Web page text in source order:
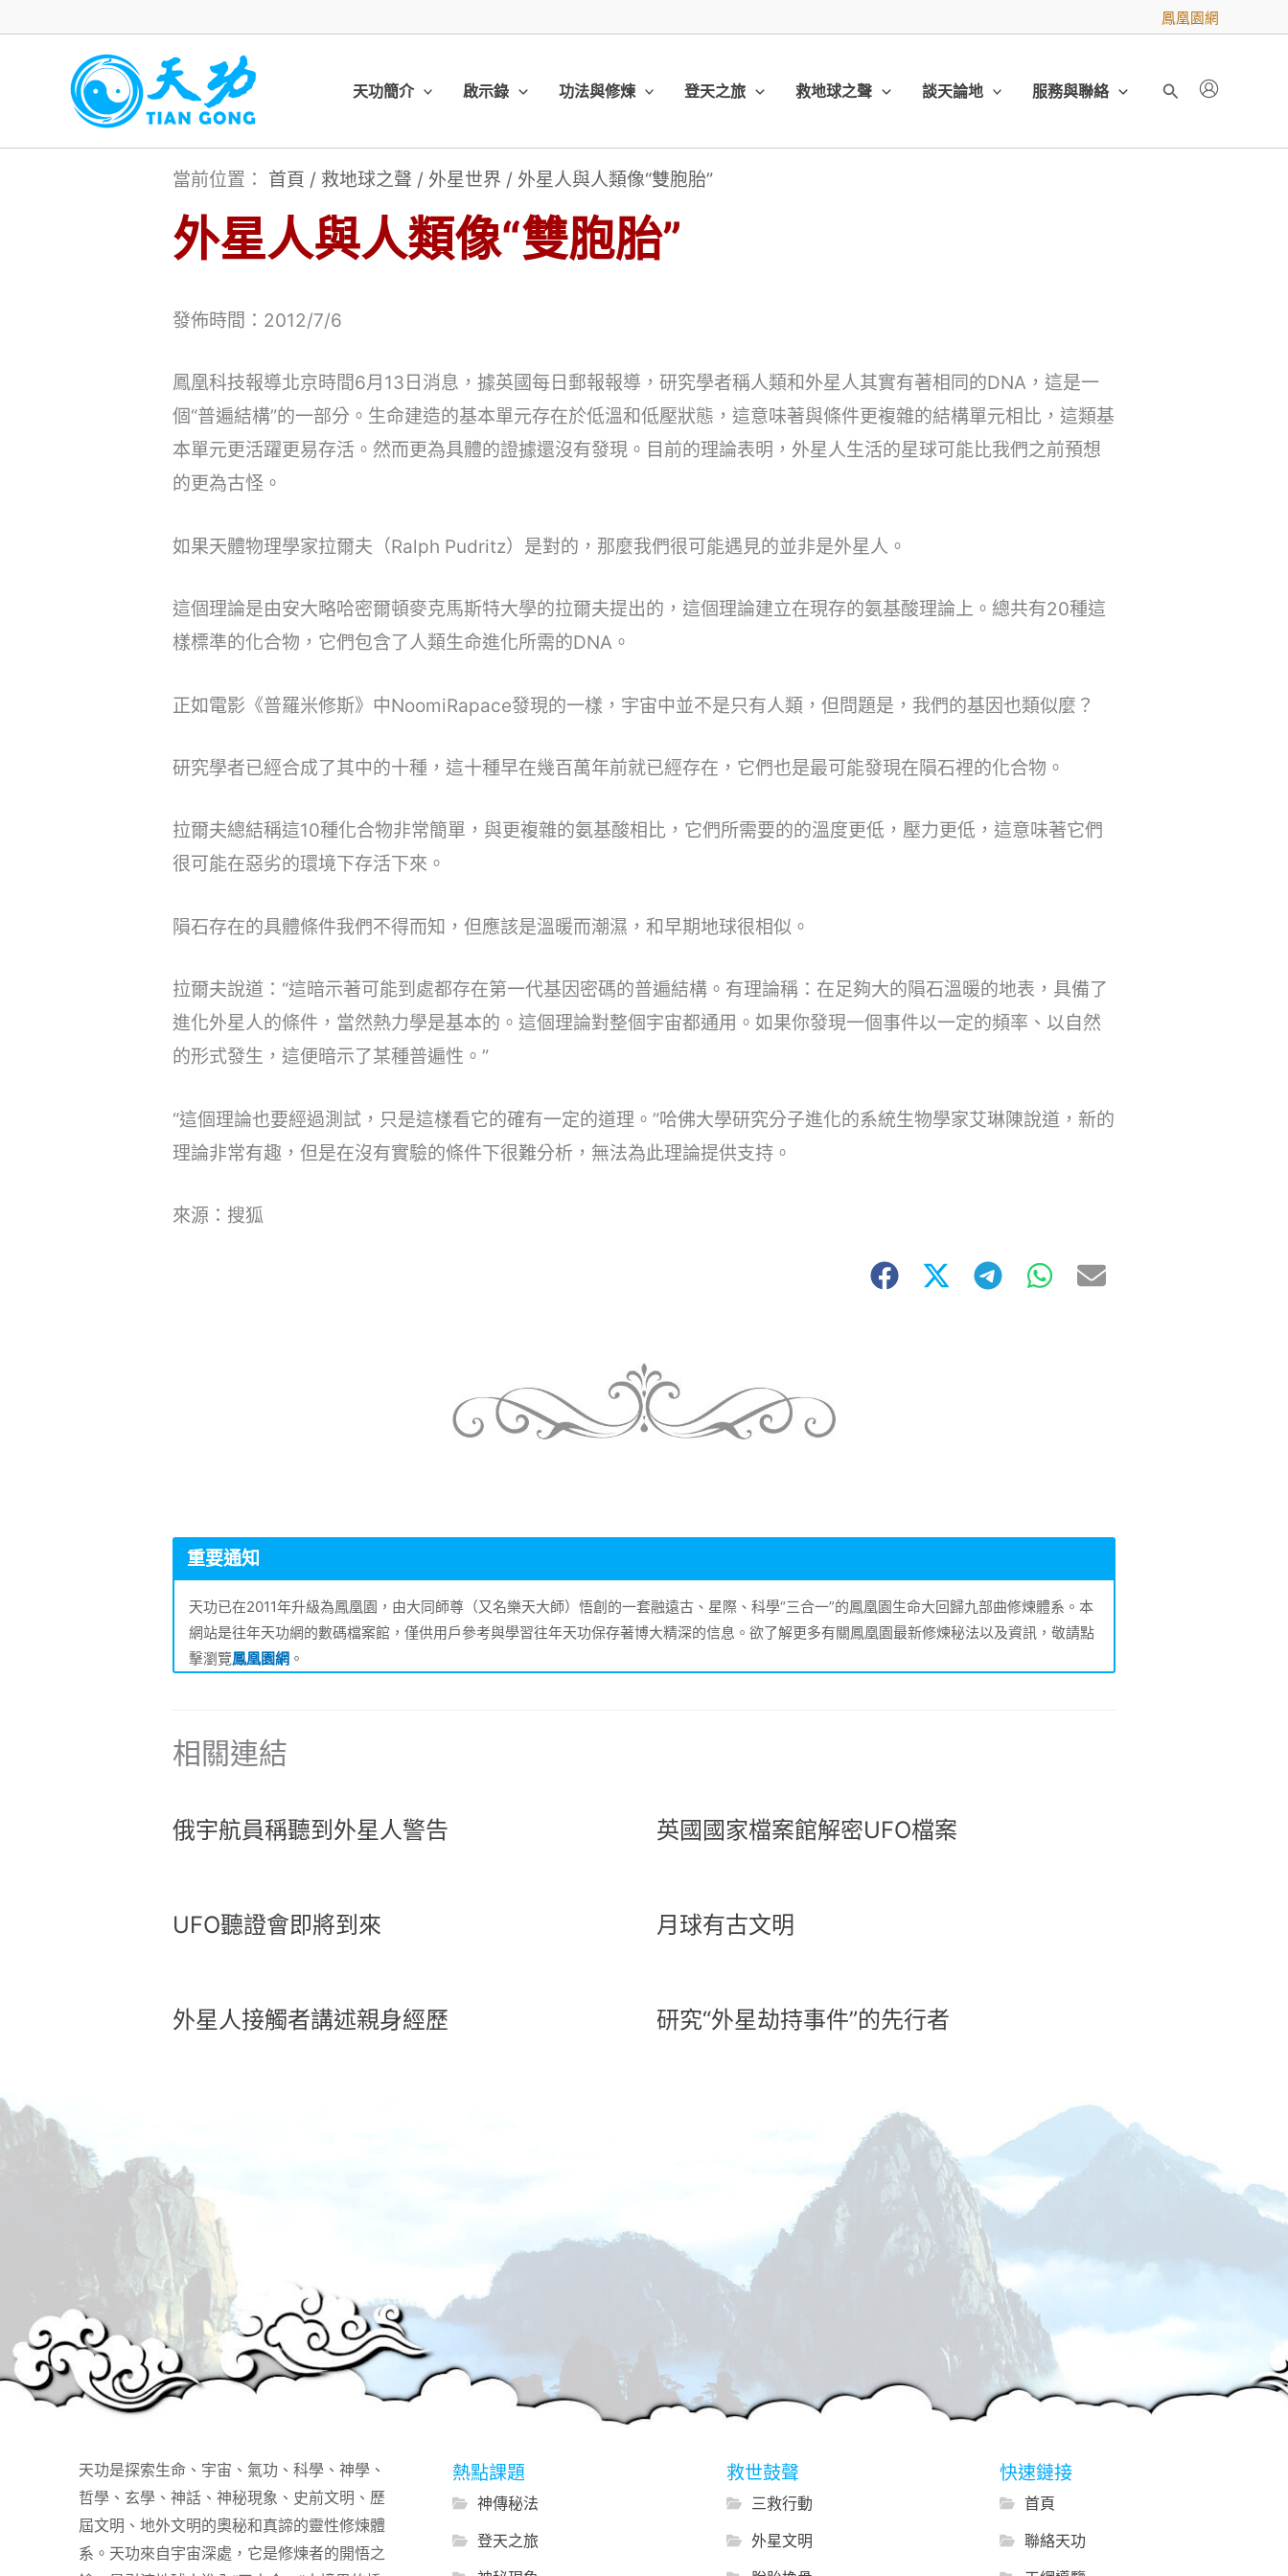
內
鳳凰園網
天功簡介 啟示錄 功法與修煉 登天之旅 救地球之聲 談天論地 服務與聯絡
搜
當前位置： 首頁 / 救地球之聲 / 外星世界 / 外星人與人類像“雙胞胎”
外星人與人類像“雙胞胎”
發佈時間：2012/7/6
鳳凰科技報導北京時間6月13日消息，據英國每日郵報報導，研究學者稱人類和外星人其實有著相同的DNA，這是一
個“普遍結構”的一部分。生命建造的基本單元存在於低溫和低壓狀態，這意味著與條件更複雜的結構單元相比，這類基
本單元更活躍更易存活。然而更為具體的證據還沒有發現。目前的理論表明，外星人生活的星球可能比我們之前預想
的更為古怪。
如果天體物理學家拉爾夫（Ralph Pudritz）是對的，那麼我們很可能遇見的並非是外星人。
這個理論是由安大略哈密爾頓麥克馬斯特大學的拉爾夫提出的，這個理論建立在現存的氨基酸理論上。總共有20種這
樣標準的化合物，它們包含了人類生命進化所需的DNA。
正如電影《普羅米修斯》中NoomiRapace發現的一樣，宇宙中並不是只有人類，但問題是，我們的基因也類似麼？
研究學者已經合成了其中的十種，這十種早在幾百萬年前就已經存在，它們也是最可能發現在隕石裡的化合物。
拉爾夫總結稱這10種化合物非常簡單，與更複雜的氨基酸相比，它們所需要的的溫度更低，壓力更低，這意味著它們
很可能在惡劣的環境下存活下來。
隕石存在的具體條件我們不得而知，但應該是溫暖而潮濕，和早期地球很相似。
拉爾夫說道：“這暗示著可能到處都存在第一代基因密碼的普遍結構。有理論稱：在足夠大的隕石溫暖的地表，具備了
進化外星人的條件，當然熱力學是基本的。這個理論對整個宇宙都通用。如果你發現一個事件以一定的頻率、以自然
的形式發生，這便暗示了某種普遍性。”
“這個理論也要經過測試，只是這樣看它的確有一定的道理。”哈佛大學研究分子進化的系統生物學家艾琳陳說道，新的
理論非常有趣，但是在沒有實驗的條件下很難分析，無法為此理論提供支持。
來源：搜狐
重要通知
天功已在2011年升級為鳳凰園，由大同師尊（又名樂天大師）悟創的一套融遠古、星際、科學“三合一”的鳳凰園生命大回歸九部曲修煉體系。本
網站是往年天功網的數碼檔案館，僅供用戶參考與學習往年天功保存著博大精深的信息。欲了解更多有關鳳凰園最新修煉秘法以及資訊，敬請點
擊瀏覽鳳凰園網 。
相關連結
俄宇航員稱聽到外星人警告 英國國家檔案館解密UFO檔案
UFO聽證會即將到來 月球有古文明
外星人接觸者講述親身經歷 研究“外星劫持事件”的先行者
天功是探索生命、宇宙、氣功、科學、神學、
哲學、玄學、神話、神秘現象、史前文明、歷
屆文明、地外文明的奧秘和真諦的靈性修煉體
系。天功來自宇宙深處，它是修煉者的開悟之
熱點課題
神傳秘法
登天之旅
救世鼓聲
三救行動
外星文明
快速鏈接
首頁
聯絡天功